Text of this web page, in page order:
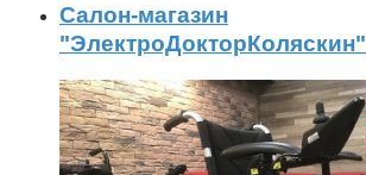
Салон-магазин
"ЭлектроДокторКоляскин"